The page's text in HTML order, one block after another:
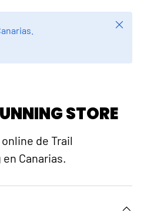
Cerrar
STORE
de Trail
Canarias.